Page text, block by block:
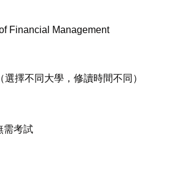
Financial Management
擇不同大學，修讀時間不同）
需考試